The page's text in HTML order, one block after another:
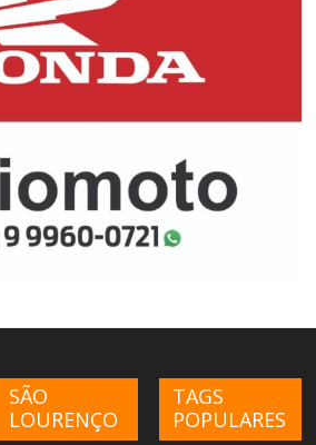
SÃO
LOURENÇO
TAGS
POPULARES